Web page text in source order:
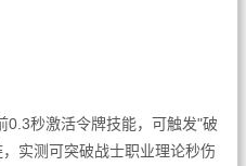
0.3秒激活令牌技能，可触发"破
实测可突破战士职业理论秒伤